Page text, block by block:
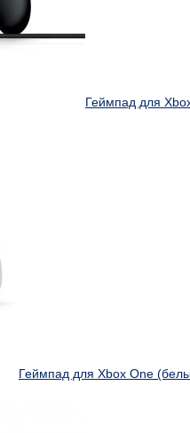
Геймпад для
Геймпад для Xbox One